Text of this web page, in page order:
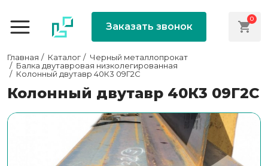
Заказать звонок
0
Главная Каталог
Черный металлопрокат
Балка двутавровая низколегированная
Колонный двутавр 40К3 09Г2С
Колонный двутавр 40К3 09Г2С